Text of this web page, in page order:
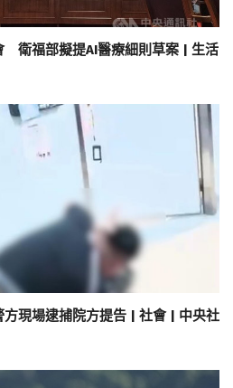
衛福部擬提AI醫療細則草案 | 生活
現場逮捕院方提告 | 社會 | 中央社